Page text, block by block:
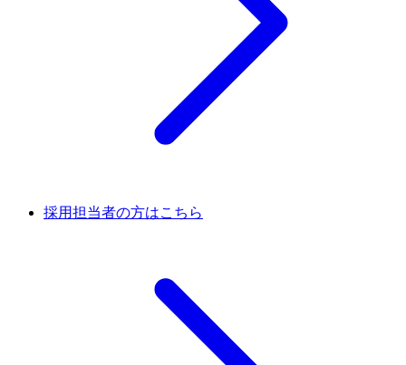
採用担当者の方はこちら